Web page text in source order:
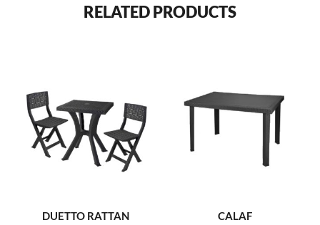
RELATED PRODUCTS
DUETTO RATTAN CALAF